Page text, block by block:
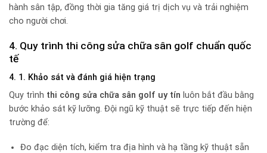
hành sân tập, đồng thời gia tăng giá trị dịch vụ và trải nghiệm
cho người chơi.
4. Quy trình thi công sửa chữa sân golf chuẩn quốc
tế
4. 1. Khảo sát và đánh giá hiện trạng
Quy trình thi công sửa chữa sân golf uy tín luôn bắt đầu bằng
bước khảo sát kỹ lưỡng. Đội ngũ kỹ thuật sẽ trực tiếp đến hiện
trường để:
Đo đạc diện tích, kiểm tra địa hình và hạ tầng kỹ thuật sẵn